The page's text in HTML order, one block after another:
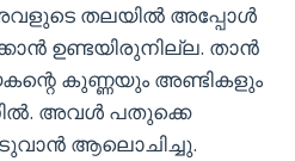
അവളുടെ തലയിൽ അപ്പോൾ
ഉണ്ടയിരുനില്ല. താൻ
കുണ്ണയും അണ്ടികളും
അവൾ പതുക്കെ
ആലൊചിച്ചു.